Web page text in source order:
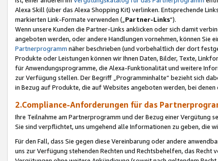
Alexa Skill (über das Alexa Shopping Kit) verlinken. Entsprechende
markierten Link-Formate verwenden („ Partner-Links“).
Wenn unsere Kunden die Partner-Links anklicken oder sich damit
angeboten werden, oder andere Handlungen vornehmen, können Sie
Partnerprogramm näher beschrieben (und vorbehaltlich der dort
Produkte oder Leistungen können wir Ihnen Daten, Bilder, Texte,
für Anwendungsprogramme, die Alexa-Funktionalität und weitere
zur Verfügung stellen. Der Begriff „Programminhalte“ bezieht sich
in Bezug auf Produkte, die auf Websites angeboten werden, bei
2.Compliance-Anforderungen für das
Ihre Teilnahme am Partnerprogramm und der Bezug einer Vergütung
Sie sind verpflichtet, uns umgehend alle Informationen zu geben, die
Für den Fall, dass Sie gegen diese Vereinbarung oder andere
uns zur Verfügung stehenden Rechten und Rechtsbehelfen, das